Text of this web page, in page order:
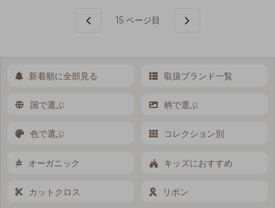
15 ページ目
新着順に全部見る 取扱ブランド一覧
国で選ぶ 柄で選ぶ
色で選ぶ コレクション別
オーガニック キッズにおすすめ
カットクロス リボン